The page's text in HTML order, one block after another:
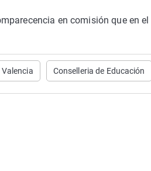
en comisión que en el
Valencia Conselleria de Educación